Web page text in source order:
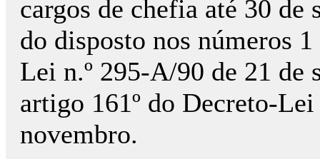
cargos de chefia até 30 de
do disposto nos números
Lei n.º 295-A/90 de 21 de
artigo 161º do Decreto-
novembro.